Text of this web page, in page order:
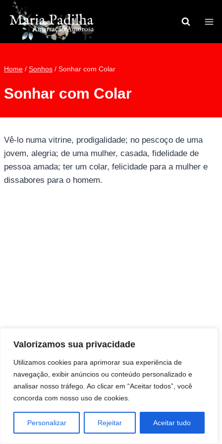
Valorizamos sua privacidade
Utilizamos cookies para aprimorar sua experiência de
navegação, exibir anúncios ou conteúdo personalizado e
analisar nosso tráfego. Ao clicar em “Aceitar todos”, você
concorda com nosso uso de cookies.
Personalizar Rejeitar Aceitar tudo
Pular
para
Conteúdo
Home / Sonhos / Sonhar com Colar
Sonhar com Colar
Vê-lo numa vitrine, prodigalidade; no pescoço de uma
jovem, alegria; de uma mulher, casada, fidelidade de
pessoa amada; ter um colar, felicidade para a mulher e
dissabores para o homem.
Consultas e trabalhos espirituais
Brasil - Santa Catarina - São José